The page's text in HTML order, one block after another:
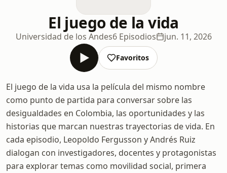
El juego de la vida
Universidad de los Andes6 Episodios jun. 11, 2026
Favoritos
El juego de la vida usa la película del mismo nombre
como punto de partida para conversar sobre las
desigualdades en Colombia, las oportunidades y las
historias que marcan nuestras trayectorias de vida. En
cada episodio, Leopoldo Fergusson y Andrés Ruiz
dialogan con investigadores, docentes y protagonistas
para explorar temas como movilidad social, primera